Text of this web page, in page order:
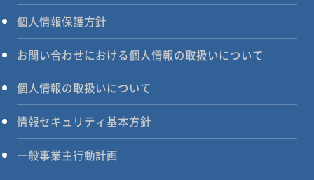
個人情報保護方針
お問い合わせにおける個人情報の取扱いについて
個人情報の取扱いについて
情報セキュリティ基本方針
一般事業主行動計画